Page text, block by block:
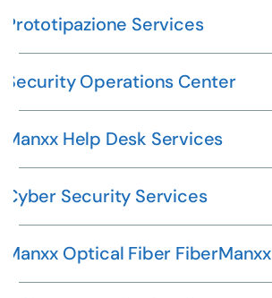
Prototipazione Services
Security Operations Center
Manxx Help Desk Services
Cyber Security Services
Manxx Optical Fiber FiberManxx